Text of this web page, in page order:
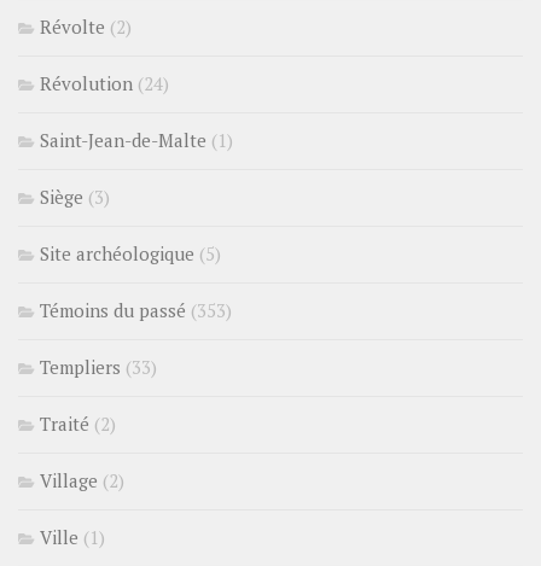
Révolte (2)
Révolution (24)
Saint-Jean-de-Malte (1)
Siège (3)
Site archéologique (5)
Témoins du passé (353)
Templiers (33)
Traité (2)
Village (2)
Ville (1)